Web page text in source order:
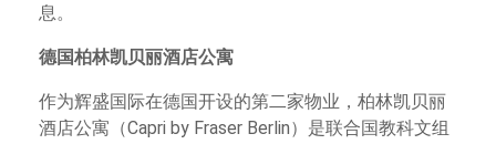
息。
德国柏林凯贝丽酒店公寓
作为辉盛国际在德国开设的第二家物业，柏林凯贝丽
酒店公寓（Capri by Fraser Berlin）是联合国教科文组